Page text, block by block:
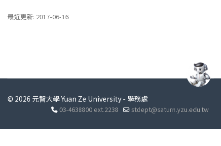
最近更新: 2017-06-16
© 2026 元智大學 Yuan Ze University - 學務處
03-4638800 ext.2238 stdept@saturn.yzu.edu.tw